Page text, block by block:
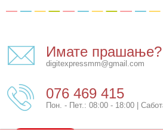
Имате прашање?
digitexpressmm@gmail.com
076 469 415
Пон. - Пет.: 08:00 - 18:00 |